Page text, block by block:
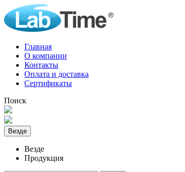
Главная
О компании
Контакты
Оплата и доставка
Сертификаты
Поиск
Везде
Везде
Продукция